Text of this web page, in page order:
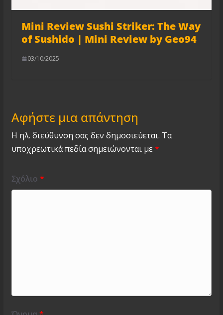
Mini Review Sushi Striker: The Way
of Sushido | Mini Review by Geo94
03/10/2025
Αφήστε μια απάντηση
Η ηλ. διεύθυνση σας δεν δημοσιεύεται. Τα
υποχρεωτικά πεδία σημειώνονται με*
Σχόλιο *